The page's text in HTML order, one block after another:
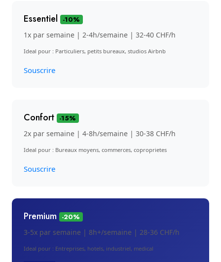
Essentiel
-10%
1x par semaine | 2-4h/semaine | 32-40 CHF/h
Ideal pour : Particuliers, petits bureaux, studios Airbnb
Souscrire
Confort -15%
2x par semaine | 4-8h/semaine | 30-38 CHF/h
Ideal pour : Bureaux moyens, commerces, coproprietes
Souscrire
Premium
-20%
3-5x par semaine | 8h+/semaine | 28-36 CHF/h
Ideal pour : Entreprises, hotels, industriel, medical